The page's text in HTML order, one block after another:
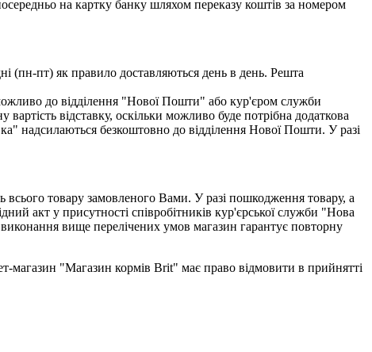
на картку банку шляхом переказу коштів за номером
(пн-пт) як правило доставляються день в день. Решта
до відділення "Нової Пошти" або кур'єром служби
відставку, оскільки можливо буде потрібна додаткова
надсилаються безкоштовно до відділення Нової Пошти. У разі
всього товару замовленого Вами. У разі пошкодження товару, а
акт у присутності співробітників кур'єрської служби "Нова
вище перелічених умов магазин гарантує повторну
магазин "Магазин кормів Brit" має право відмовити в прийнятті